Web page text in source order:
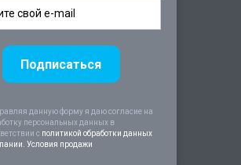
данную форму я даю согласие на
персональных данных в
c политикой обработки данных
Условия продажи